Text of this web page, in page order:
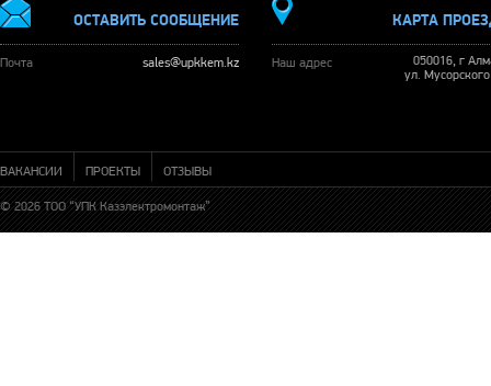
ОСТАВИТЬ СООБЩЕНИЕ
Почта sales@upkkem.kz
КАРТА
Наш адрес
050016, г
ул.
ВАКАНСИИ ПРОЕКТЫ ОТЗЫВЫ
© 2026 ТОО “УПК Казэлектромонтаж”